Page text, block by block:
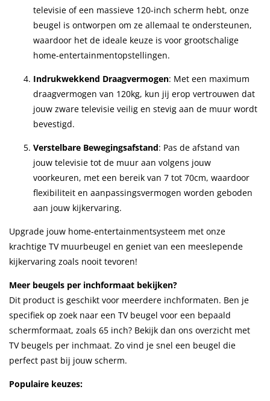
televisie of een massieve 120-inch scherm hebt, onze
beugel is ontworpen om ze allemaal te ondersteunen,
waardoor het de ideale keuze is voor grootschalige
home-entertainmentopstellingen.
Indrukwekkend Draagvermogen: Met een maximum
draagvermogen van 120kg, kun jij erop vertrouwen dat
jouw zware televisie veilig en stevig aan de muur wordt
bevestigd.
Verstelbare Bewegingsafstand: Pas de afstand van
jouw televisie tot de muur aan volgens jouw
voorkeuren, met een bereik van 7 tot 70cm, waardoor
flexibiliteit en aanpassingsvermogen worden geboden
aan jouw kijkervaring.
Upgrade jouw home-entertainmentsysteem met onze
krachtige TV muurbeugel en geniet van een meeslepende
kijkervaring zoals nooit tevoren!
Meer beugels per inchformaat bekijken?
Dit product is geschikt voor meerdere inchformaten. Ben je
specifiek op zoek naar een TV beugel voor een bepaald
schermformaat, zoals 65 inch? Bekijk dan ons overzicht met
TV beugels per inchmaat. Zo vind je snel een beugel die
perfect past bij jouw scherm.
Populaire keuzes: